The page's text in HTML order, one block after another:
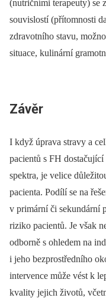
(nutričními terapeuty) se
souvislostí (přítomnosti
zdravotního stavu,
situace, kulinární
Závěr
I když úprava stravy a
pacientů s FH
spektra, je velice
pacienta. Podílí se na
v primární či sekundární
riziko pacientů. Je však
odborně s ohledem na
i jeho bezprostředního
intervence může vést k
kvality jejich životů,